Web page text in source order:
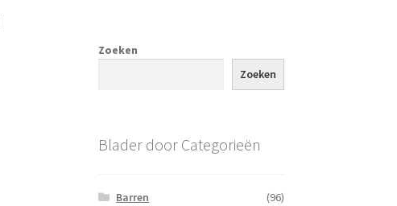
Zoeken
Zoeken
Blader door Categorieën
Barren
(96)